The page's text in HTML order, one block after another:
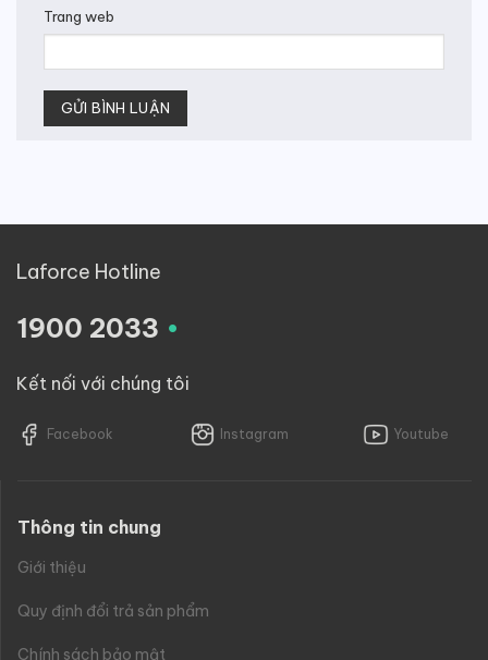
Trang web
Laforce Hotline
1900 2033 .
Kết nối với chúng tôi
Facebook Instagram Youtube
Thông tin chung
Giới thiệu
Quy định đổi trả sản phẩm
Chính sách bảo mật